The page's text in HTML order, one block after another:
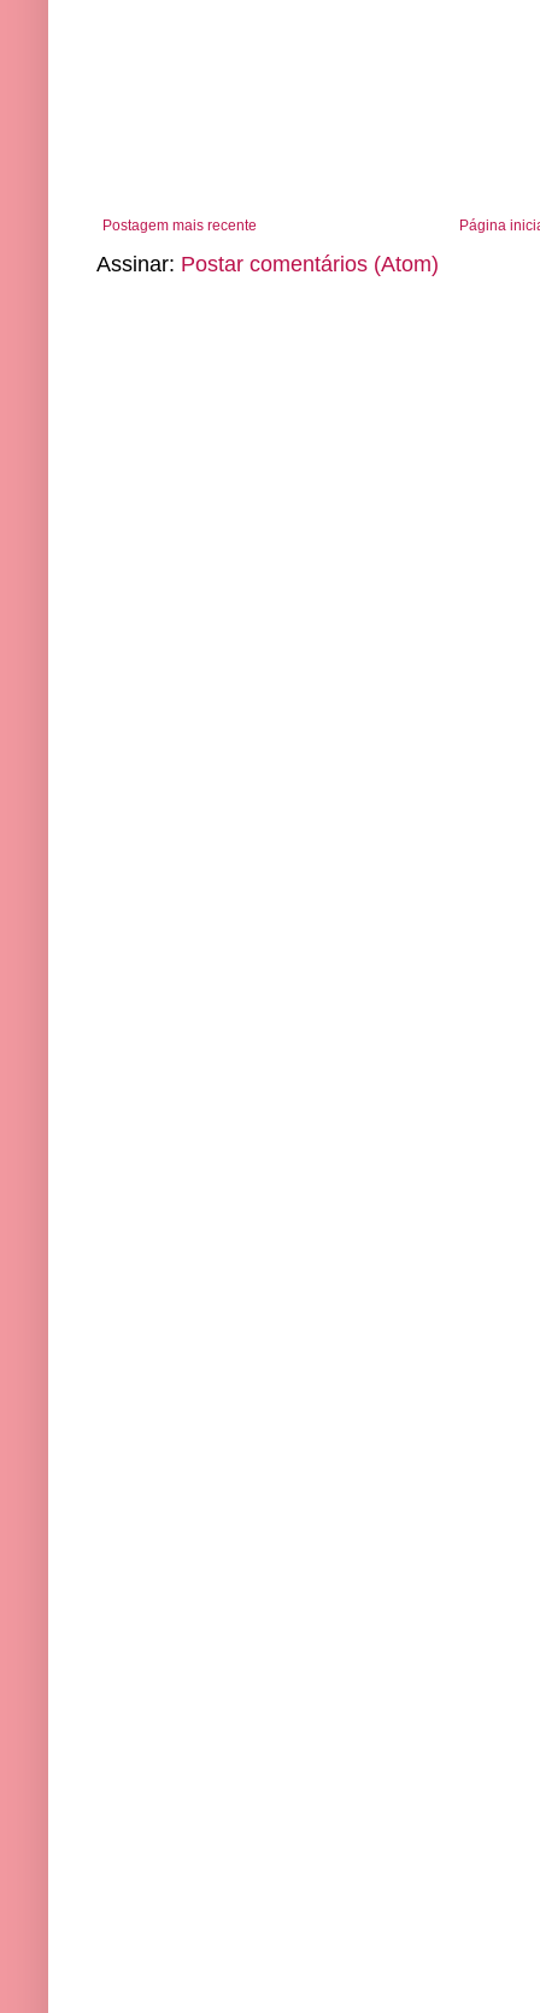
Postagem mais recente Página
Assinar: Postar comentários (Atom)